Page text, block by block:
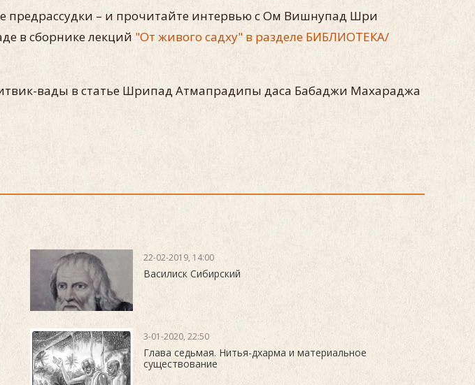
предрассудки – и прочитайте интервью с Ом Вишнупад Шри
в сборнике лекций "От живого садху" в разделе БИБЛИОТЕКА/
вады в статье Шрипад Атмапрадипы даса Бабаджи Махараджа
22-02-2019, 14:00
Василиск Сибирский
3-01-2020, 22:50
Глава седьмая. Нитья-дхарма и материальное
существование